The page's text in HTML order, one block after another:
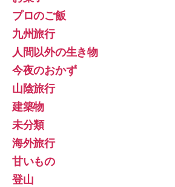
プロのご飯
九州旅行
人間以外の生き物
今夜のおかず
山陰旅行
建築物
未分類
海外旅行
甘いもの
登山